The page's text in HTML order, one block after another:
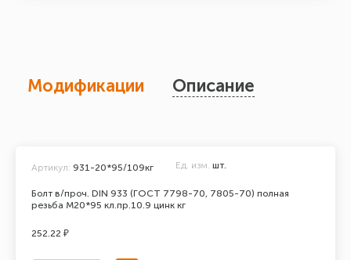
Модификации Описание
Болт в/проч. DIN 933 (ГОСТ 7798-70, 7805-70) полная
резьба М20*95 кл.пр.10.9 цинк кг
Артикул: 931-20*95/109кг Ед. изм. шт.
252.22 ₽